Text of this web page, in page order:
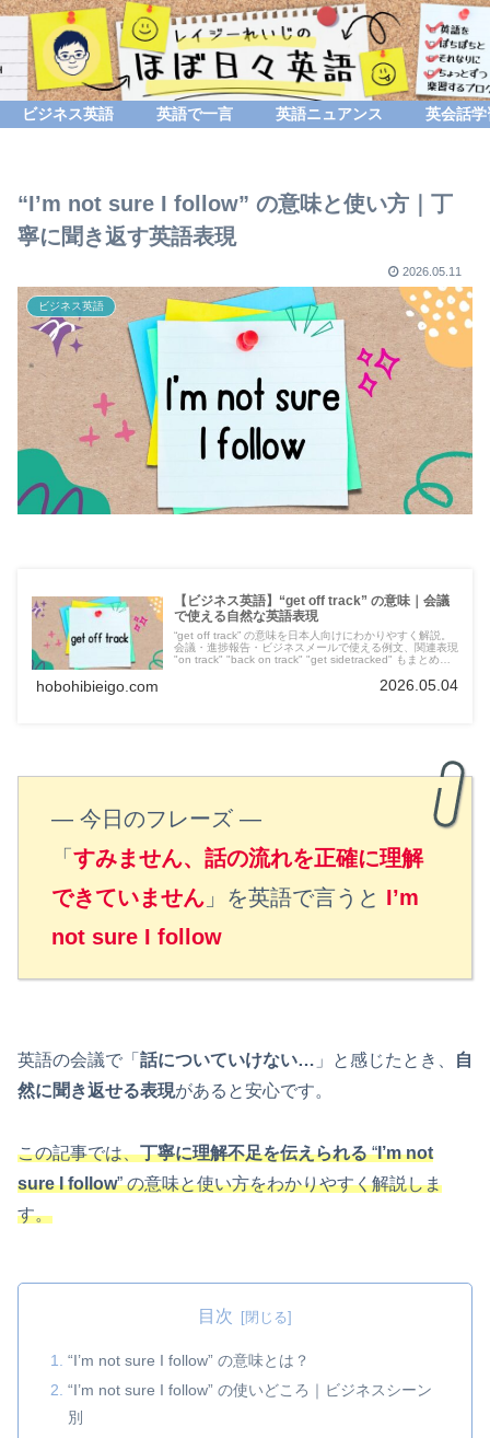
ビジネス英語 英語で一言 英語ニュアンス 英会話学
“I’m not sure I follow” の意味と使い方｜丁
寧に聞き返す英語表現
2026.05.11
ビジネス英語
【ビジネス英語】“get off track” の意味｜会議
で使える自然な英語表現
“get off track” の意味を日本人向けにわかりやすく解説。
会議・進捗報告・ビジネスメールで使える例文、関連表現
"on track" "back on track" "get sidetracked" もまとめて
hobohibieigo.com 2026.05.04
― 今日のフレーズ ―
「 すみません、話の流れを正確に理解
できていません 」を英語で言うと I’m
not sure I follow
英語の会議で「 話についていけない… 」と感じたとき、
自
然に聞き返せる表現があると安心です。
この記事では、丁寧に理解不足を伝えられる“I’m not
sure I follow” の意味と使い方をわかりやすく解説しま
す。
目次
“I’m not sure I follow” の意味とは？
“I’m not sure I follow” の使いどころ｜ビジネスシーン
別